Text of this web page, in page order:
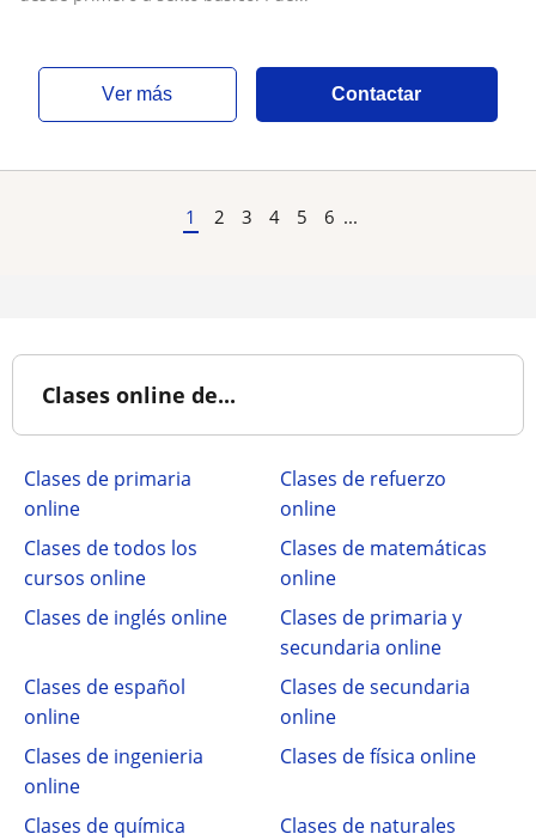
ver más Contactar
1 2 3 4 5 6 ...
Clases online de...
Clases de primaria
online
Clases de refuerzo
online
Clases de todos los
cursos online
Clases de matemáticas
online
Clases de inglés online
Clases de primaria y
secundaria online
Clases de español
online
Clases de secundaria
online
Clases de ingenieria
online
Clases de física online
Clases de química
Clases de naturales